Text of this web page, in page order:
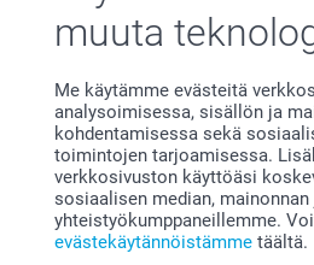
muuta
Me käytämme evästeitä
analysoimisessa, sisällön ja
kohdentamisessa sekä
toimintojen tarjoamisessa.
verkkosivuston käyttöäsi
sosiaalisen median,
yhteistyökumppaneillemme.
evästekäytännöistämme täältä.
Sisko Jaakkola,
23.7.2026
Todella nätti kesäkukkamuki
Lennu Backman-Elovirta,
2.7.2026